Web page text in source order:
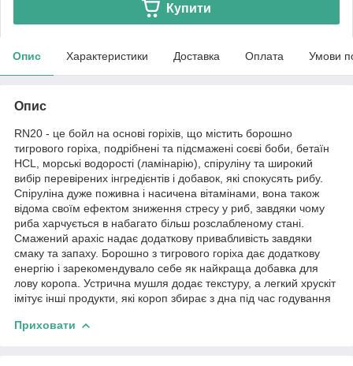
Купити
Опис Характеристики Доставка Оплата Умови
Опис
RN20 - це бойл на основі горіхів, що містить борошно
тигрового горіха, подрібнені та підсмажені соєві боби, бетаїн
HCL, морські водорості (ламінарію), спіруліну та широкий
вибір перевірених інгредієнтів і добавок, які спокусять рибу.
Спіруліна дуже поживна і насичена вітамінами, вона також
відома своїм ефектом зниження стресу у риб, завдяки чому
риба харчується в набагато більш розслабленому стані.
Смажений арахіс надає додаткову привабливість завдяки
смаку та запаху. Борошно з тигрового горіха дає додаткову
енергію і зарекомендувало себе як найкраща добавка для
лову коропа. Устрична мушля додає текстуру, а легкий хрускіт
імітує інші продукти, які короп збирає з дна під час годування
Приховати